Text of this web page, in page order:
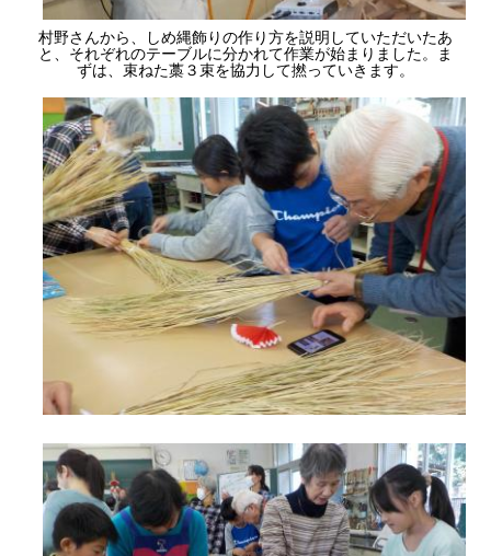
村野さんから、しめ縄飾りの作り方を説明していただいたあ
と、それぞれのテーブルに分かれて作業が始まりました。ま
ずは、束ねた藁３束を協力して撚っていきます。